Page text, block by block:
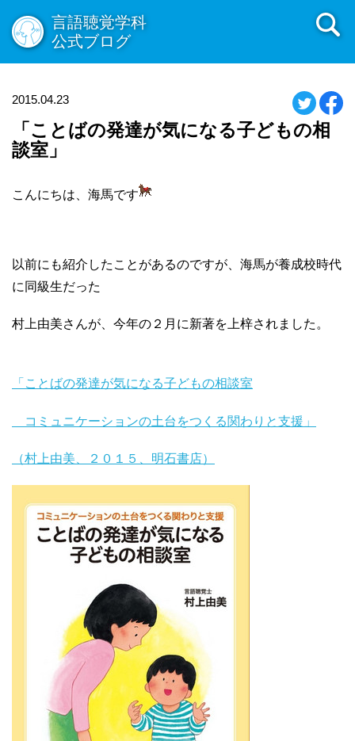
言語聴覚学科
公式ブログ
2015.04.23
「ことばの発達が気になる子どもの相
談室」
こんにちは、海馬です
以前にも紹介したことがあるのですが、海馬が養成校時代
に同級生だった
村上由美さんが、今年の２月に新著を上梓されました。
「ことばの発達が気になる子どもの相談室
コミュニケーションの土台をつくる関わりと支援」
（村上由美、２０１５、明石書店）